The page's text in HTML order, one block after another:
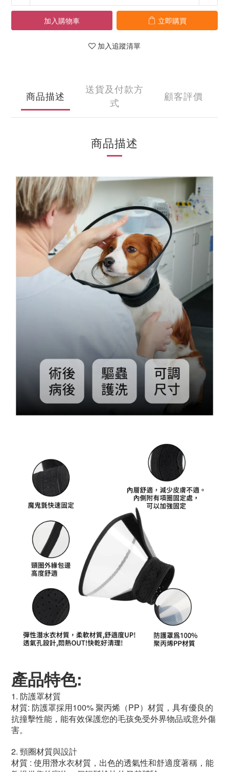
加入購物車 立即購買
加入追蹤清單
商品描述
送貨及付款方
式
顧客評價
商品描述
產品特色:
1. 防護罩材質
材質: 防護罩採用100% 聚丙烯（PP）材質，具有優良的
抗撞擊性能，能有效保護您的毛孩免受外界物品或意外傷
害。
2. 頸圈材質與設計
材質 : 使用潛水衣材質，出色的透氣性和舒適度著稱，能